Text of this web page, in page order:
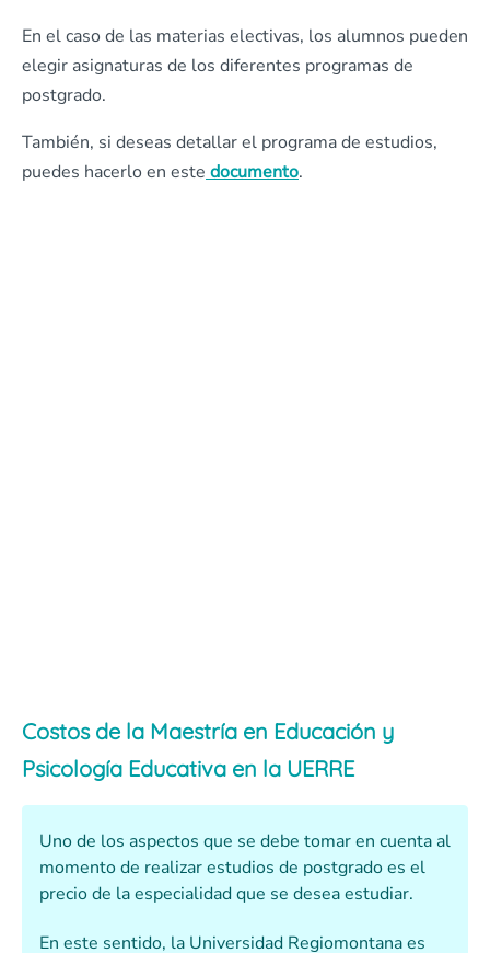
En el caso de las materias electivas, los alumnos pueden
elegir asignaturas de los diferentes programas de
postgrado.
También, si deseas detallar el programa de estudios,
puedes hacerlo en este documento.
Costos de la Maestría en Educación y
Psicología Educativa en la UERRE
Uno de los aspectos que se debe tomar en cuenta al
momento de realizar estudios de postgrado es el
precio de la especialidad que se desea estudiar.
En este sentido, la Universidad Regiomontana es